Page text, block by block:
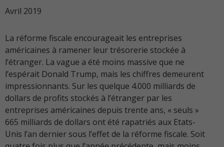
Avril 2019
La réforme fiscale encourageait les entreprises
américaines à ramener leur trésorerie stockée à
l’étranger. La vague a été moins massive que ne
l’espérait Donald Trump, mais les chiffres demeurent
impressionnants. Sur les quelque 4.000 milliards de
dollars de profits stockés à l’étranger par les
entreprises américaines depuis trente ans, « seuls »
665 milliards de dollars ont été rapatriés aux Etats-
Unis l’an dernier sous l’effet de la réforme fiscale. Soit